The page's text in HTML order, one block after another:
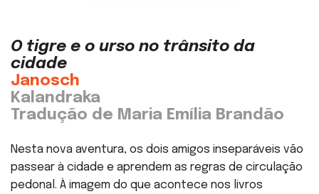
O tigre e o urso no trânsito da
cidade
Janosch
Kalandraka
Tradução de Maria Emília Brandão
Nesta nova aventura, os dois amigos inseparáveis vão
passear à cidade e aprendem as regras de circulação
pedonal. À imagem do que acontece nos livros